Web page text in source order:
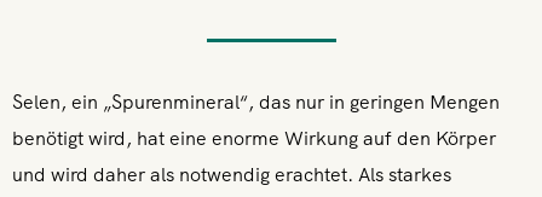
Selen, ein „Spurenmineral“, das nur in geringen Mengen
benötigt wird, hat eine enorme Wirkung auf den Körper
und wird daher als notwendig erachtet. Als starkes